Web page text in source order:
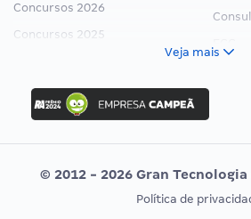
Concursos 2026
Concursos 2025
Concurso Ibama
Concurso MPU
Editais publicados
CONCURSOS POR PROFISSÃO
Veja mais
© 2012 - 2026 Gran Tecnologia
Política de